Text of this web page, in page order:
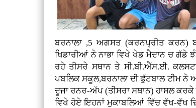
ਬਰਨਾਲਾ ,5 ਅਗਸਤ (ਕਰਨਪ੍ਰੀਤ ਕਰਨ)
ਖਿਡਾਰੀਆਂ ਨੇ ਨਾਭਾ ਵਿਖੇ ਖੇਡ ਮੈਦਾਨ ਚ
ਰਹੇ ਤੀਸਰੇ ਸਥਾਨ ਤੇ ਸੀ.ਬੀ.ਐੱਸ.ਈ.
ਪਬਲਿਕ ਸਕੂਲ,ਬਰਨਾਲਾ ਦੀ ਫੁੱਟਬਾਲ ਟੀਮ ਨੇ
ਦੂਜਾ ਰਨਰ-ਅੱਪ (ਤੀਸਰਾ ਸਥਾਨ) ਹਾਸਲ
ਵਿਖੇ ਹੋਏ ਇਹਨਾਂ ਮੁਕਾਬਲਿਆਂ ਵਿੱਚ ਵੱਖ-ਵੱਖ